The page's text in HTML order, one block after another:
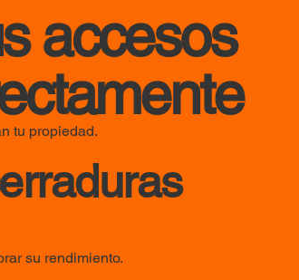
accesos
tu propiedad.
su rendimiento.